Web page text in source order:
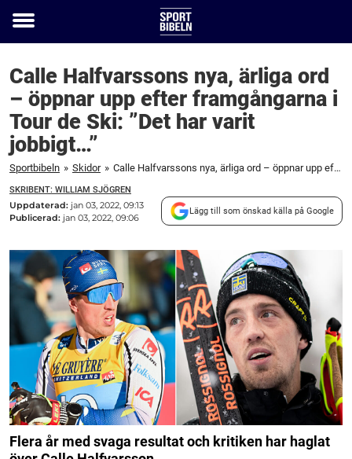
Toggle
Calle Halfvarssons nya, ärliga ord
– öppnar upp efter framgångarna i
Tour de Ski: ”Det har varit
jobbigt…”
Sportbibeln » Skidor » Calle Halfvarssons nya, ärliga ord – öppnar upp efter framgångarna i Tour de Ski: "Det har varit jobbigt…"
SKRIBENT: WILLIAM SJÖGREN
Uppdaterad: jan 03, 2022, 09:13
Publicerad: jan 03, 2022, 09:06
Lägg till som önskad källa på Google
Flera år med svaga resultat och kritiken har haglat